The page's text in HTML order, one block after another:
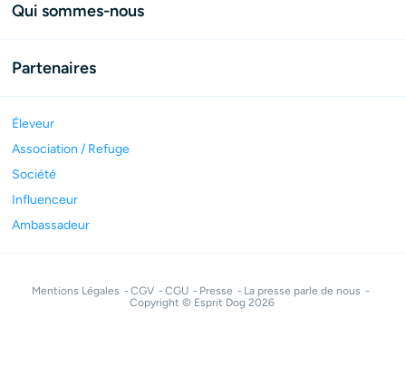
Qui sommes-nous
Partenaires
Éleveur
Association / Refuge
Société
Influenceur
Ambassadeur
Mentions Légales CGV CGU Presse
La presse parle de nous
Copyright © Esprit Dog 2026